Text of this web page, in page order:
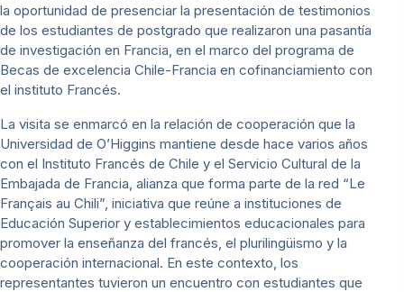
la oportunidad de presenciar la presentación de testimonios
de los estudiantes de postgrado que realizaron una pasantía
de investigación en Francia, en el marco del programa de
Becas de excelencia Chile-Francia en cofinanciamiento con
el instituto Francés.
La visita se enmarcó en la relación de cooperación que la
Universidad de O’Higgins mantiene desde hace varios años
con el Instituto Francés de Chile y el Servicio Cultural de la
Embajada de Francia, alianza que forma parte de la red “Le
Français au Chili”, iniciativa que reúne a instituciones de
Educación Superior y establecimientos educacionales para
promover la enseñanza del francés, el plurilingüismo y la
cooperación internacional. En este contexto, los
representantes tuvieron un encuentro con estudiantes que